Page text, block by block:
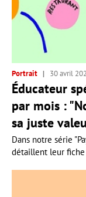
Portrait 30 avril
Éducateur
par mois :
sa juste
Dans notre série
détaillent leur fiche